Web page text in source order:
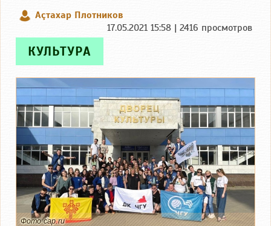
Аçтахар Плотников
17.05.2021 15:58 | 2416 просмотров
КУЛЬТУРА
Фото cap.ru